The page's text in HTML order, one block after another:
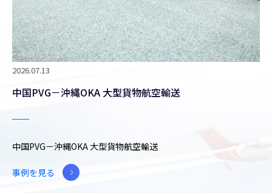
2026.07.13
中国PVG－沖縄OKA 大型貨物航空輸送
中国PVG－沖縄OKA 大型貨物航空輸送
事例を見る